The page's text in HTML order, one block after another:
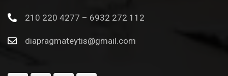
210 220 4277 – 6932 272 112
diapragmateytis@gmail.com